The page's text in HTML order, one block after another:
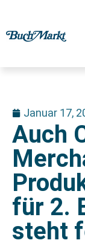
Januar 17,
Auch
für 2.
steht